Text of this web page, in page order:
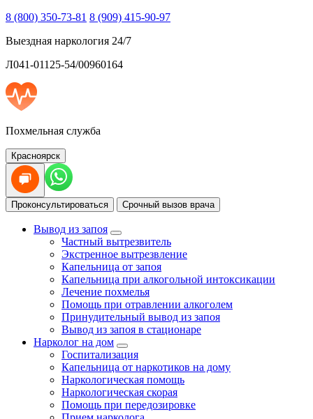
8 (800) 350-73-81 8 (909) 415-90-97
Выездная наркология 24/7
Л041-01125-54/00960164
Похмельная служба
Красноярск
Проконсультироваться Срочный вызов врача
Вывод из запоя
Частный вытрезвитель
Экстренное вытрезвление
Капельница от запоя
Капельница при алкогольной интоксикации
Лечение похмелья
Помощь при отравлении алкоголем
Принудительный вывод из запоя
Вывод из запоя в стационаре
Нарколог на дом
Госпитализация
Капельница от наркотиков на дому
Наркологическая помощь
Наркологическая скорая
Помощь при передозировке